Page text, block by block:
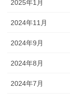
2025年1月
2024年11月
2024年9月
2024年8月
2024年7月